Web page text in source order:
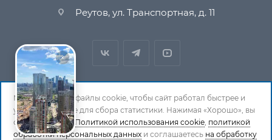
Реутов, ул. Транспортная, д. 11
© 1994-2026 СтройСистема. Все права защищены. При
копировании материалов ссылка на страницу-
Мы используем файлы cookie, чтобы сайт работал быстрее и
удобнее, а также для сбора статистики. Нажимая «Хорошо», вы
соглашаетесь с Политикой использования cookie, политикой
обработки персональных данных и соглашаетесь на обработку